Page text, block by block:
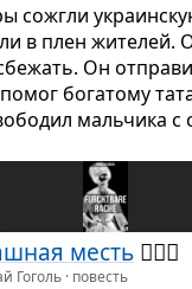
сожгли
в плен
Он
бога­тому
маль­чика с
месть 🧙🏻‍♂️
Гоголь · повесть